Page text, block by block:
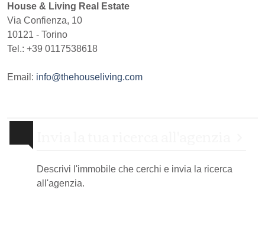
House & Living Real Estate
Via Confienza, 10
10121 - Torino
Tel.: +39 0117538618
Email: info@thehouseliving.com
Descrivi l'immobile che cerchi e invia la ricerca
all'agenzia.